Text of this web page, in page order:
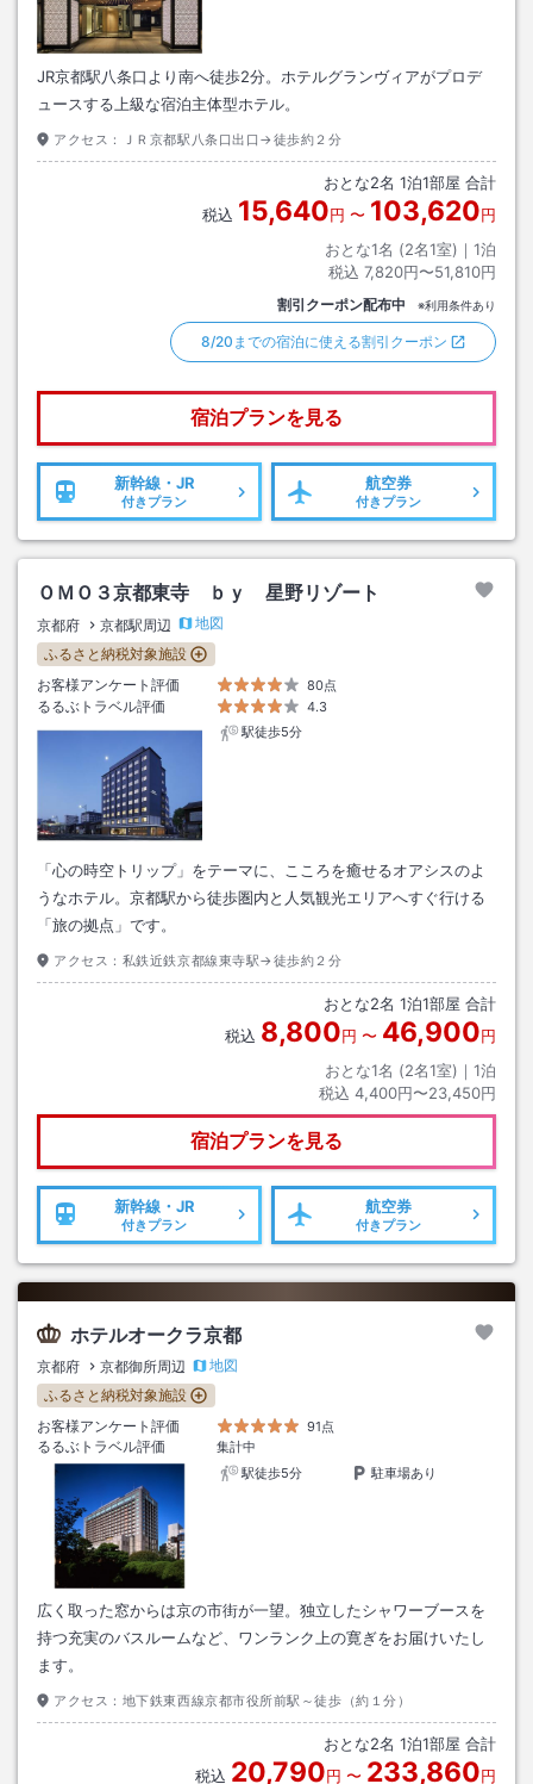
JR京都駅八条口より南へ徒歩2分。ホテルグランヴィアがプロデ
ュースする上級な宿泊主体型ホテル。
アクセス： ＪＲ京都駅八条口出口→徒歩約２分
おとな2名 1泊1部屋 合計
税込 15,640円 〜 103,620円
おとな1名 (2名1室)｜ 1泊
税込 7,820円〜51,810円
割引クーポン配布中 ※利用条件あり
8/20までの宿泊に使える割引クーポン
宿泊プランを見る
新幹線・JR
付きプラン
航空券
付きプラン
ＯＭＯ３京都東寺 ｂｙ 星野リゾート
京都府 京都駅周辺
地図
ふるさと納税対象施設
お客様アンケート評価
80点
るるぶトラベル評価
4.3
駅徒歩5分
「心の時空トリップ」をテーマに、こころを癒せるオアシスのよ
うなホテル。京都駅から徒歩圏内と人気観光エリアへすぐ行ける
「旅の拠点」です。
アクセス： 私鉄近鉄京都線東寺駅→徒歩約２分
おとな2名 1泊1部屋 合計
税込 8,800円 〜 46,900円
おとな1名 (2名1室)｜ 1泊
税込 4,400円〜23,450円
宿泊プランを見る
新幹線・JR
付きプラン
航空券
付きプラン
ホテルオークラ京都
京都府 京都御所周辺
地図
ふるさと納税対象施設
お客様アンケート評価
91点
るるぶトラベル評価
集計中
駅徒歩5分
駐車場あり
広く取った窓からは京の市街が一望。独立したシャワーブースを
持つ充実のバスルームなど、ワンランク上の寛ぎをお届けいたし
ます。
アクセス： 地下鉄東西線京都市役所前駅～徒歩（約１分）
おとな2名 1泊1部屋 合計
税込 20,790円 〜 233,860円